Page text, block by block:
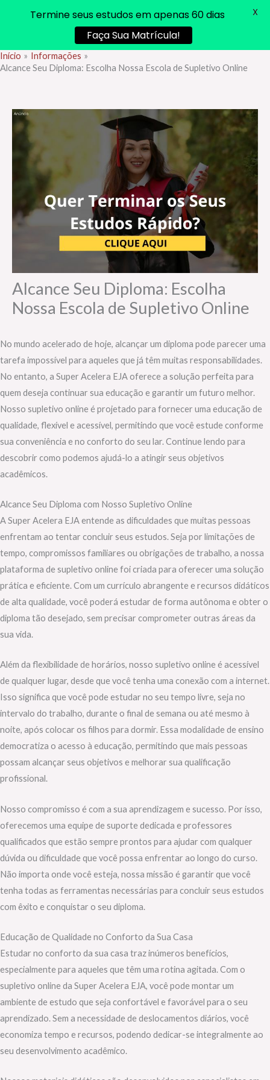
Ir
para
Início
Informações
Alcance Seu Diploma: Escolha Nossa Escola de Supletivo Online
Alcance Seu Diploma: Escolha
Nossa Escola de Supletivo Online
No mundo acelerado de hoje, alcançar um diploma pode parecer uma
tarefa impossível para aqueles que já têm muitas responsabilidades.
No entanto, a Super Acelera EJA oferece a solução perfeita para
quem deseja continuar sua educação e garantir um futuro melhor.
Nosso supletivo online é projetado para fornecer uma educação de
qualidade, flexível e acessível, permitindo que você estude conforme
sua conveniência e no conforto do seu lar. Continue lendo para
descobrir como podemos ajudá-lo a atingir seus objetivos
acadêmicos.
Alcance Seu Diploma com Nosso Supletivo Online
A Super Acelera EJA entende as dificuldades que muitas pessoas
enfrentam ao tentar concluir seus estudos. Seja por limitações de
tempo, compromissos familiares ou obrigações de trabalho, a nossa
plataforma de supletivo online foi criada para oferecer uma solução
prática e eficiente. Com um currículo abrangente e recursos didáticos
de alta qualidade, você poderá estudar de forma autônoma e obter o
diploma tão desejado, sem precisar comprometer outras áreas da
sua vida.
Além da flexibilidade de horários, nosso supletivo online é acessível
de qualquer lugar, desde que você tenha uma conexão com a internet.
Isso significa que você pode estudar no seu tempo livre, seja no
intervalo do trabalho, durante o final de semana ou até mesmo à
noite, após colocar os filhos para dormir. Essa modalidade de ensino
democratiza o acesso à educação, permitindo que mais pessoas
possam alcançar seus objetivos e melhorar sua qualificação
profissional.
Nosso compromisso é com a sua aprendizagem e sucesso. Por isso,
oferecemos uma equipe de suporte dedicada e professores
qualificados que estão sempre prontos para ajudar com qualquer
dúvida ou dificuldade que você possa enfrentar ao longo do curso.
Não importa onde você esteja, nossa missão é garantir que você
tenha todas as ferramentas necessárias para concluir seus estudos
com êxito e conquistar o seu diploma.
Educação de Qualidade no Conforto da Sua Casa
Estudar no conforto da sua casa traz inúmeros benefícios,
especialmente para aqueles que têm uma rotina agitada. Com o
supletivo online da Super Acelera EJA, você pode montar um
ambiente de estudo que seja confortável e favorável para o seu
aprendizado. Sem a necessidade de deslocamentos diários, você
economiza tempo e recursos, podendo dedicar-se integralmente ao
seu desenvolvimento acadêmico.
Termine seus estudos em apenas 60 dias
Faça Sua Matrícula!
X